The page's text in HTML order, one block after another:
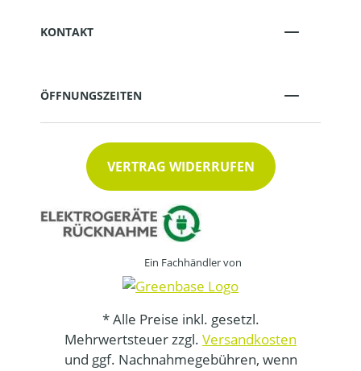
KONTAKT
ÖFFNUNGSZEITEN
VERTRAG WIDERRUFEN
Ein Fachhändler von
* Alle Preise inkl. gesetzl.
Mehrwertsteuer zzgl. Versandkosten
und ggf. Nachnahmegebühren, wenn